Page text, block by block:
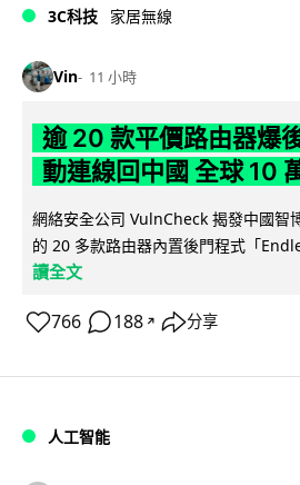
3C科技 家居無線
Vin 11 小時
逾 20 款平價路由器爆
動連線回中國 全球 10
網絡安全公司 VulnCheck 揭發中國智
的 20 多款路由器內置後門程式「
讀全文
766 188 ↗ 分享
人工智能